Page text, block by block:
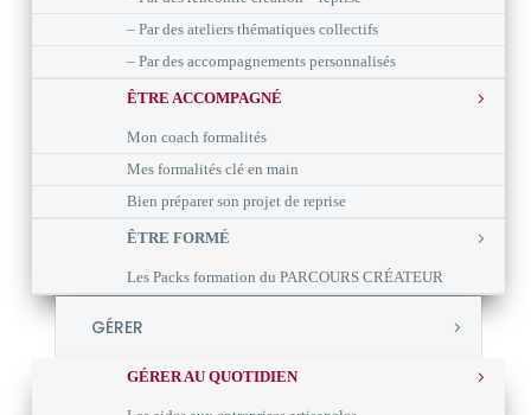
– Par des ateliers thématiques collectifs
– Par des accompagnements personnalisés
ÊTRE ACCOMPAGNÉ
Mon coach formalités
Mes formalités clé en main
Bien préparer son projet de reprise
ÊTRE FORMÉ
Les Packs formation du PARCOURS CRÉATEUR
GÉRER
GÉRER AU QUOTIDIEN